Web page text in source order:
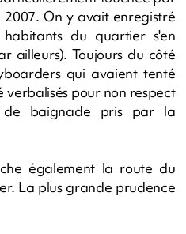
On y avait enregistré
du quartier s'en
ailleurs). Toujours du côté
qui avaient tenté
verbalisés pour non respect
de baignade pris par la
également la route du
La plus grande prudence